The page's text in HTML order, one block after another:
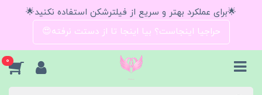
🌟برای عملکرد بهتر و سریع از فیلترشکن استفاده نکنید🌟
حراجیا اینجاست؟ بیا اینجا تا از دستت نرفته😍
0